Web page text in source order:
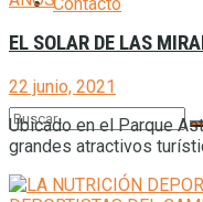
EL SOLAR DE LAS
22 junio, 2021
Ubicado en el Parque
grandes atractivos